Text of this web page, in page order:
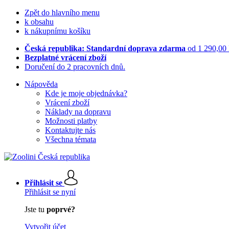
Zpět do hlavního menu
k obsahu
k nákupnímu košíku
Česká republika: Standardní doprava zdarma od 1 290,00
Bezplatné vrácení zboží
Doručení do 2 pracovních dnů.
Nápověda
Kde je moje objednávka?
Vrácení zboží
Náklady na dopravu
Možnosti platby
Kontaktujte nás
Všechna témata
Přihlásit se
Přihlásit se nyní
Jste tu poprvé?
Vytvořit účet